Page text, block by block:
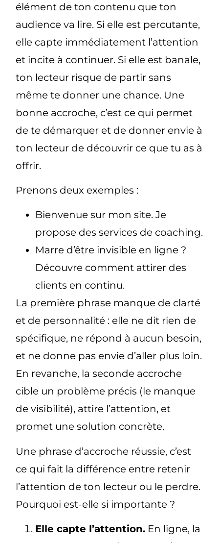
élément de ton contenu que ton
audience va lire. Si elle est percutante,
elle capte immédiatement l’attention
et incite à continuer. Si elle est banale,
ton lecteur risque de partir sans
même te donner une chance. Une
bonne accroche, c’est ce qui permet
de te démarquer et de donner envie à
ton lecteur de découvrir ce que tu as à
offrir.
Prenons deux exemples :
Bienvenue sur mon site. Je
propose des services de coaching.
Marre d’être invisible en ligne ?
Découvre comment attirer des
clients en continu.
La première phrase manque de clarté
et de personnalité : elle ne dit rien de
spécifique, ne répond à aucun besoin,
et ne donne pas envie d’aller plus loin.
En revanche, la seconde accroche
cible un problème précis (le manque
de visibilité), attire l’attention, et
promet une solution concrète.
Une phrase d’accroche réussie, c’est
ce qui fait la différence entre retenir
l’attention de ton lecteur ou le perdre.
Pourquoi est-elle si importante ?
Elle capte l’attention. En ligne, la